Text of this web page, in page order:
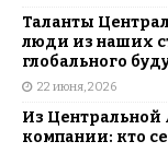
Таланты
люди из наших
глобального
22 июня, 2026
Из
компании: кто